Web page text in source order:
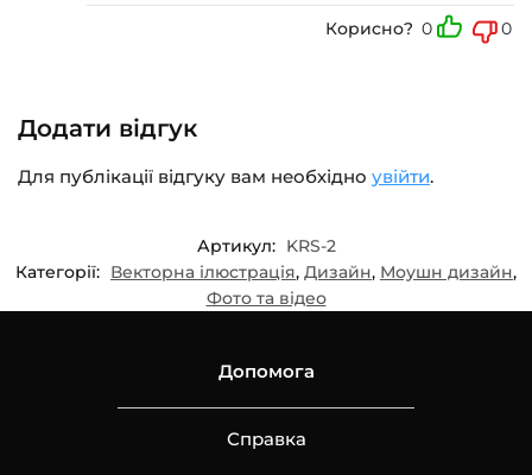
Корисно? 0 0
Додати відгук
Для публікації відгуку вам необхідно увійти.
Артикул: KRS-2
Категорії: Векторна ілюстрація, Дизайн, Моушн дизайн,
Фото та відео
Допомога
Справка